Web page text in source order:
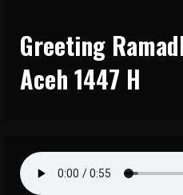
Greeting
Aceh 1447 H